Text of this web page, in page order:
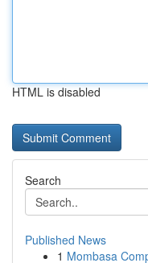
HTML is disabled
Search
Published News
1 Mombasa